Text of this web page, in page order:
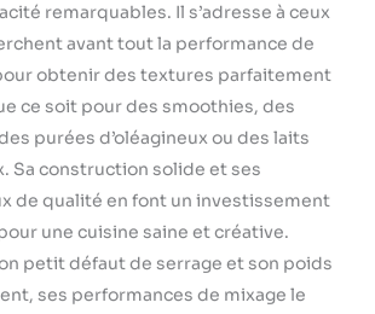
remarquables. Il s’adresse à ceux
avant tout la performance de
obtenir des textures parfaitement
ce soit pour des smoothies, des
purées d’oléagineux ou des laits
Sa construction solide et ses
de qualité en font un investissement
une cuisine saine et créative.
petit défaut de serrage et son poids
ses performances de mixage le